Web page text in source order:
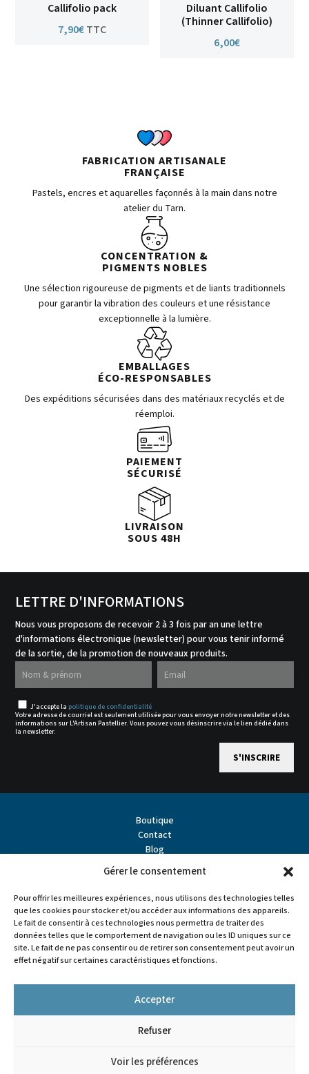
Gérer le consentement
Pour offrir les meilleures expériences, nous utilisons des technologies telles
que les cookies pour stocker et/ou accéder aux informations des appareils.
Le fait de consentir à ces technologies nous permettra de traiter des
données telles que le comportement de navigation ou les ID uniques sur ce
site. Le fait de ne pas consentir ou de retirer son consentement peut avoir un
effet négatif sur certaines caractéristiques et fonctions.
Accepter
Refuser
Voir les préférences
Callifolio pack
7,90€TTC
Diluant Callifolio
(Thinner Callifolio)
6,00€
FABRICATION ARTISANALE
FRANÇAISE
Pastels, encres et aquarelles façonnés à la main dans notre
atelier du Tarn.
CONCENTRATION &
PIGMENTS NOBLES
Une sélection rigoureuse de pigments et de liants traditionnels
pour garantir la vibration des couleurs et une résistance
exceptionnelle à la lumière.
EMBALLAGES
ÉCO-RESPONSABLES
Des expéditions sécurisées dans des matériaux recyclés et de
réemploi.
PAIEMENT
SÉCURISÉ
LIVRAISON
SOUS 48H
LETTRE D'INFORMATIONS
Nous vous proposons de recevoir 2 à 3 fois par an une lettre
d'informations électronique (newsletter) pour vous tenir informé
de la sortie, de la promotion de nouveaux produits.
J'accepte la politique de confidentialité
Votre adresse de courriel est seulement utilisée pour vous envoyer notre newsletter et des
informations sur L'Artisan Pastellier. Vous pouvez vous désinscrire via le lien dédié dans
la newsletter.
Boutique
Contact
Blog
Partenaires
Points de vente
